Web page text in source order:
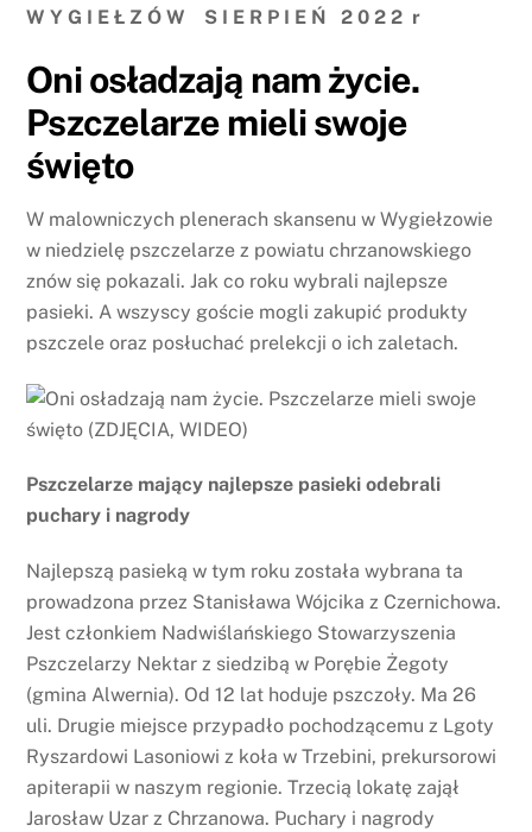
W Y G I E Ł Z Ó W S I E R P I E Ń 2 0 2 2 r
Oni osładzają nam życie.
Pszczelarze mieli swoje
święto
W malowniczych plenerach skansenu w Wygiełzowie
w niedzielę pszczelarze z powiatu chrzanowskiego
znów się pokazali. Jak co roku wybrali najlepsze
pasieki. A wszyscy goście mogli zakupić produkty
pszczele oraz posłuchać prelekcji o ich zaletach.
Pszczelarze mający najlepsze pasieki odebrali
puchary i nagrody
Najlepszą pasieką w tym roku została wybrana ta
prowadzona przez Stanisława Wójcika z Czernichowa.
Jest członkiem Nadwiślańskiego Stowarzyszenia
Pszczelarzy Nektar z siedzibą w Porębie Żegoty
(gmina Alwernia). Od 12 lat hoduje pszczoły. Ma 26
uli. Drugie miejsce przypadło pochodzącemu z Lgoty
Ryszardowi Lasoniowi z koła w Trzebini, prekursorowi
apiterapii w naszym regionie. Trzecią lokatę zajął
Jarosław Uzar z Chrzanowa. Puchary i nagrody